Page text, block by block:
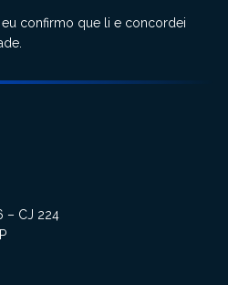
confirmo que li e concordei
– CJ 224